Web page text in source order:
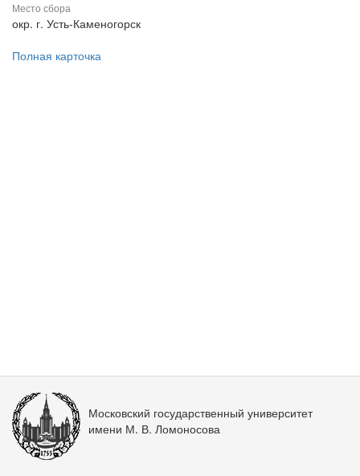
Место сбора
окр. г. Усть-Каменогорск
Полная карточка
Московский государственный университет
имени М. В. Ломоносова